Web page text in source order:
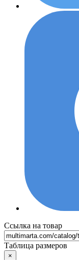
Ссылка на товар
Таблица размеров
×